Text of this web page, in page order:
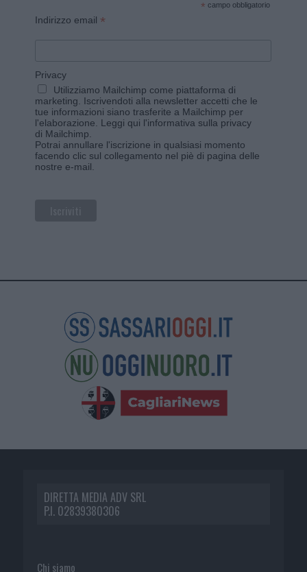
* campo obbligatorio
Indirizzo email *
Privacy
Utilizziamo Mailchimp come piattaforma di
marketing. Iscrivendoti alla newsletter accetti che le
tue informazioni siano trasferite a Mailchimp per
l'elaborazione. Leggi qui l'informativa sulla privacy
di Mailchimp
Potrai annullare l'iscrizione in qualsiasi momento
facendo clic sul collegamento nel piè di pagina delle
nostre e-mail.
DIRETTA MEDIA ADV SRL
P.I. 02839380306
Chi siamo